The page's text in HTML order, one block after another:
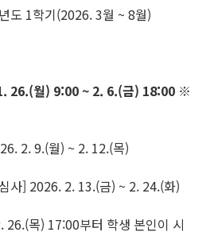
도 1학기(2026. 3월 ~ 8월)
26.(월) 9:00 ~ 2. 6.(금) 18:00 ※
2. 9.(월) ~ 2. 12.(목)
사] 2026. 2. 13.(금) ~ 2. 24.(화)
목) 17:00부터 학생 본인이 시